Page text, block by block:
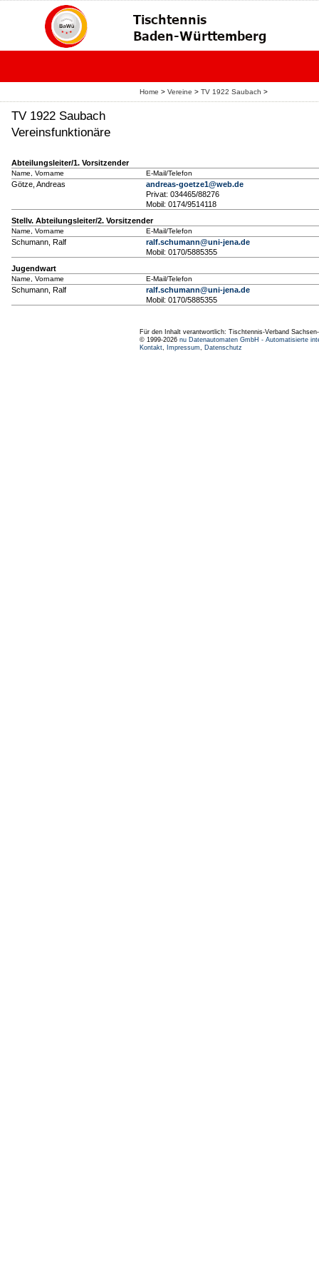
Home > Vereine > TV 1922 Saubach >
TV 1922 Saubach
Vereinsfunktionäre
Abteilungsleiter/1. Vorsitzender
Name, Vorname E-Mail/Telefon
Götze, Andreas
andreas-goetze1@web.de
Privat: 034465/88276
Mobil: 0174/9514118
Stellv. Abteilungsleiter/2. Vorsitzender
Name, Vorname E-Mail/Telefon
Schumann, Ralf
ralf.schumann@uni-jena.de
Mobil: 0170/5885355
Jugendwart
Name, Vorname E-Mail/Telefon
Schumann, Ralf
ralf.schumann@uni-jena.de
Mobil: 0170/5885355
Für den Inhalt verantwortlich: Tischtennis-Verband
© 1999-2026 nu Datenautomaten GmbH - Automatisierte
Kontakt, Impressum, Datenschutz